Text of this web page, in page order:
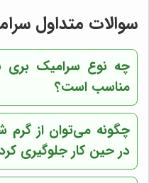
سوالات متداول
چه نوع سرامیک بری
مناسب است؟
چگونه می‌توان از
در حین کار جلوگیری